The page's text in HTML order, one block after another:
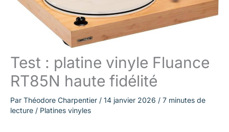
Test : platine vinyle Fluance
RT85N haute fidélité
Par Théodore Charpentier / 14 janvier 2026 / 7 minutes de
lecture / Platines vinyles